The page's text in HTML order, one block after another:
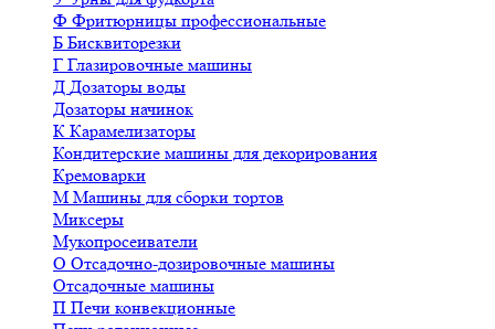
Ф Фритюрницы профессиональные
Б Бисквиторезки
Г Глазировочные машины
Д Дозаторы воды
Дозаторы начинок
К Карамелизаторы
Кондитерские машины для декорирования
Кремоварки
М Машины для сборки тортов
Миксеры
Мукопросеиватели
О Отсадочно-дозировочные машины
Отсадочные машины
П Печи конвекционные